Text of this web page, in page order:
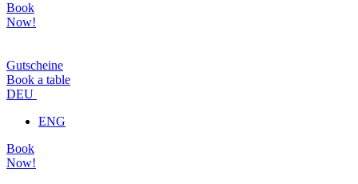
Book
Now!
Gutscheine
Book a table
DEU
ENG
Book
Now!